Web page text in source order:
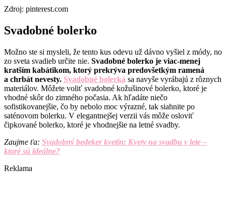
Zdroj: pinterest.com
Svadobné bolerko
Možno ste si mysleli, že tento kus odevu už dávno vyšiel z módy, no
zo sveta svadieb určite nie. Svadobné bolerko je viac-menej
kratším kabátikom, ktorý prekrýva predovšetkým ramená
a chrbát nevesty. Svadobné bolerká sa navyše vyrábajú z rôznych
materiálov. Môžete voliť svadobné kožušinové bolerko, ktoré je
vhodné skôr do zimného počasia. Ak hľadáte niečo
sofistikovanejšie, čo by nebolo moc výrazné, tak siahnite po
saténovom bolerku. V elegantnejšej verzii vás môže osloviť
čipkované bolerko, ktoré je vhodnejšie na letné svadby.
Zaujme ťa: Svadobný bedeker kvetín: Kvety na svadbu v lete –
ktoré sú ideálne?
Reklama